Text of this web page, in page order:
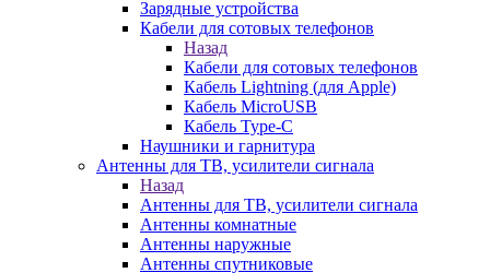
Зарядные устройства
Кабели для сотовых телефонов
Назад
Кабели для сотовых телефонов
Кабель Lightning (для Apple)
Кабель MicroUSB
Кабель Type-C
Наушники и гарнитура
Антенны для ТВ, усилители сигнала
Назад
Антенны для ТВ, усилители сигнала
Антенны комнатные
Антенны наружные
Антенны спутниковые